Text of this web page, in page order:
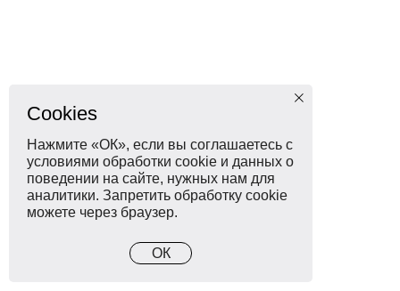
Cookies
Нажмите «ОК», если вы соглашаетесь с
условиями обработки cookie и данных о
поведении на сайте, нужных нам для
аналитики. Запретить обработку cookie
можете через браузер.
ОК